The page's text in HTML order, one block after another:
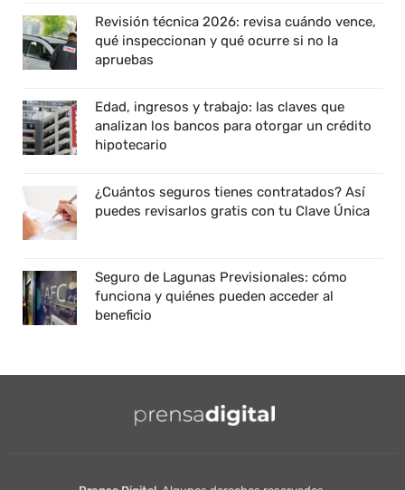
Revisión técnica 2026: revisa cuándo vence,
qué inspeccionan y qué ocurre si no la
apruebas
Edad, ingresos y trabajo: las claves que
analizan los bancos para otorgar un crédito
hipotecario
¿Cuántos seguros tienes contratados? Así
puedes revisarlos gratis con tu Clave Única
Seguro de Lagunas Previsionales: cómo
funciona y quiénes pueden acceder al
beneficio